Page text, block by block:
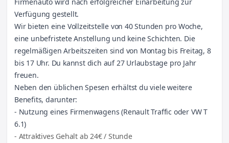
Verfügung gestellt.
Wir bieten eine Vollzeitstelle von 40 Stunden pro Woche,
eine unbefristete Anstellung und keine Schichten. Die
regelmäßigen Arbeitszeiten sind von Montag bis Freitag, 8
bis 17 Uhr. Du kannst dich auf 27 Urlaubstage pro Jahr
freuen.
Neben den üblichen Spesen erhältst du viele weitere
Benefits, darunter:
- Nutzung eines Firmenwagens (Renault Traffic oder VW T
6.1)
- Attraktives Gehalt ab 24€ / Stunde